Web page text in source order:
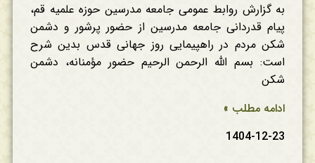
به گزارش روابط عمومی جامعه مدرسین حوزه علمیه قم،
پیام قدردانی جامعه مدرسین از حضور پرشور و دشمن
شکن مردم در راهپیمایی روز جهانی قدس بدین شرح
است: بسم الله الرحمن الرحیم حضور مؤمنانه، دشمن
شکن
ادامه مطلب »
1404-12-23